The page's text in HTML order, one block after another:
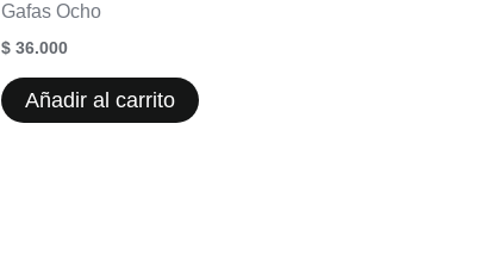
Gafas Ocho
$ 36.000
Añadir al carrito